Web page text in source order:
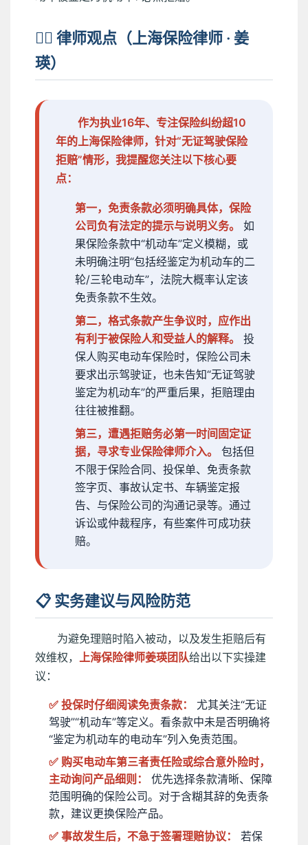
👩‍⚖️ 律师观点（上海保险律师 · 姜
瑛）
作为执业16年、专注保险纠纷超10
年的上海保险律师，针对“无证驾驶保险
拒赔”情形，我提醒您关注以下核心要
点：
第一，免责条款必须明确具体，保险
公司负有法定的提示与说明义务。
如
果保险条款中“机动车”定义模糊，或
未明确注明“包括经鉴定为机动车的二
轮/三轮电动车”，法院大概率认定该
免责条款不生效。
第二，格式条款产生争议时，应作出
有利于被保险人和受益人的解释。
投
保人购买电动车保险时，保险公司未
要求出示驾驶证，也未告知“无证驾驶
鉴定为机动车”的严重后果，拒赔理由
往往被推翻。
第三，遭遇拒赔务必第一时间固定证
据，寻求专业保险律师介入。
包括但
不限于保险合同、投保单、免责条款
签字页、事故认定书、车辆鉴定报
告、与保险公司的沟通记录等。通过
诉讼或仲裁程序，有些案件可成功获
赔。
📋 实务建议与风险防范
为避免理赔时陷入被动，以及发生拒赔后有
效维权，
上海保险律师姜瑛团队给出以下实操建
议：
✅ 投保时仔细阅读免责条款：
尤其关注“无证
驾驶”“机动车”等定义。看条款中未是否明确将
“鉴定为机动车的电动车”列入免责范围。
✅ 购买电动车第三者责任险或综合意外险时，
主动询问产品细则：
优先选择条款清晰、保障
范围明确的保险公司。对于含糊其辞的免责条
款，建议更换保险产品。
✅ 事故发生后，不急于签署理赔协议：
若保